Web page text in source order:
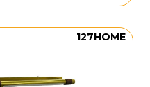
127HOME